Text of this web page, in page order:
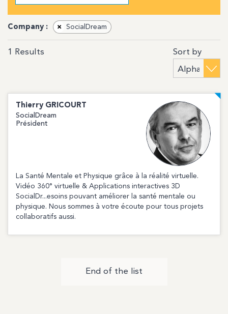
Company : × SocialDream
1 Results Sort by
Thierry GRICOURT
SocialDream
Président
La Santé Mentale et Physique grâce à la réalité virtuelle.
Vidéo 360° virtuelle & Applications interactives 3D
SocialDr...esoins pouvant améliorer la santé mentale ou
physique. Nous sommes à votre écoute pour tous projets
collaboratifs aussi.
End of the list